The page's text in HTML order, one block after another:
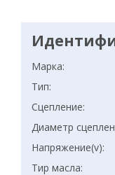
Марка:
Тип:
Сцепление:
Диаметр
Напряжение(v):
Тир масла: